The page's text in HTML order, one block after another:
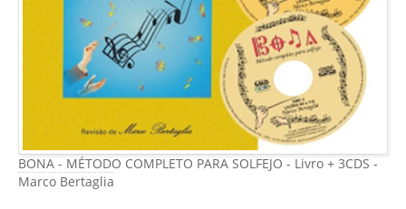
BONA - MÉTODO COMPLETO PARA SOLFEJO - Livro + 3CDS -
Marco Bertaglia